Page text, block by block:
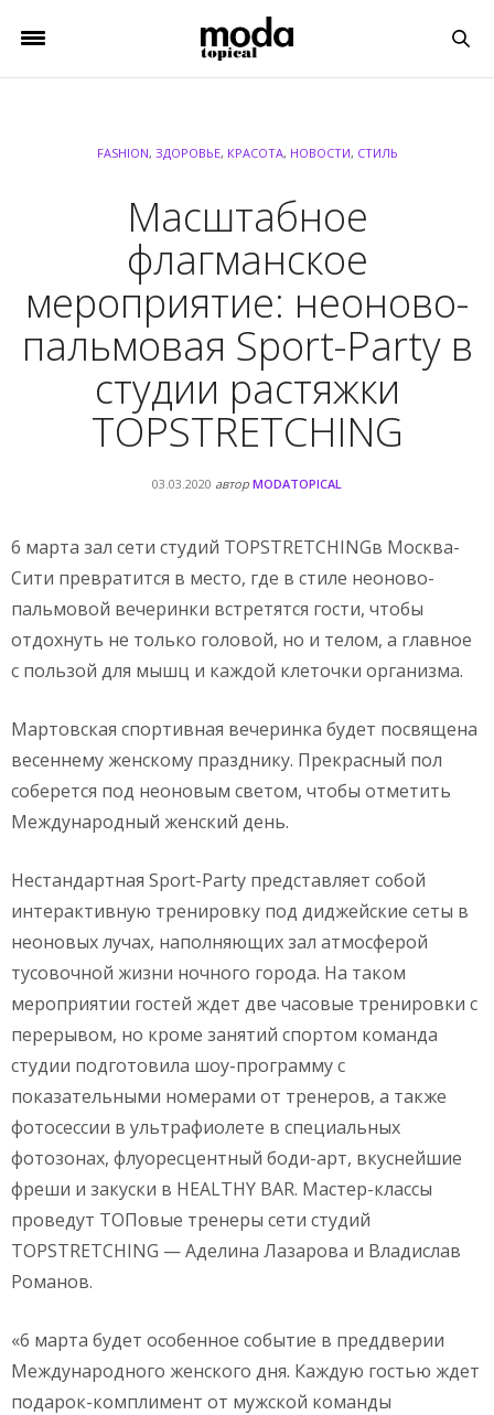
FASHION, ЗДОРОВЬЕ, КРАСОТА, НОВОСТИ, СТИЛЬ
Масштабное
флагманское
мероприятие: неоново-
пальмовая Sport-Party в
студии растяжки
TOPSTRETCHING
03.03.2020 автор MODATOPICAL
6 марта зал сети студий TOPSTRETCHINGв Москва-
Сити превратится в место, где в стиле неоново-
пальмовой вечеринки встретятся гости, чтобы
отдохнуть не только головой, но и телом, а главное
с пользой для мышц и каждой клеточки организма.
Мартовская спортивная вечеринка будет посвящена
весеннему женскому празднику. Прекрасный пол
соберется под неоновым светом, чтобы отметить
Международный женский день.
Нестандартная Sport-Party представляет собой
интерактивную тренировку под диджейские сеты в
неоновых лучах, наполняющих зал атмосферой
тусовочной жизни ночного города. На таком
мероприятии гостей ждет две часовые тренировки с
перерывом, но кроме занятий спортом команда
студии подготовила шоу-программу с
показательными номерами от тренеров, а также
фотосессии в ультрафиолете в специальных
фотозонах, флуоресцентный боди-арт, вкуснейшие
фреши и закуски в HEALTHY BAR. Мастер-классы
проведут ТОПовые тренеры сети студий
TOPSTRETCHING — Аделина Лазарова и Владислав
Романов.
«6 марта будет особенное событие в преддверии
Международного женского дня. Каждую гостью ждет
подарок-комплимент от мужской команды